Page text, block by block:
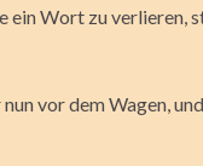
ein Wort zu verlieren,
vor dem Wagen,